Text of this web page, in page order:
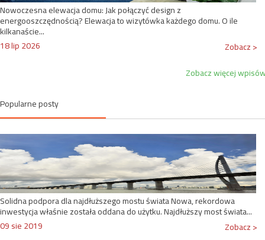
Nowoczesna elewacja domu: Jak połączyć design z
energooszczędnością? Elewacja to wizytówka każdego domu. O ile
kilkanaście...
18 lip 2026
Zobacz >
Zobacz więcej
Popularne posty
Solidna podpora dla najdłuższego mostu świata Nowa, rekordowa
inwestycja właśnie została oddana do użytku. Najdłuższy most świata...
09 sie 2019
Zobacz >